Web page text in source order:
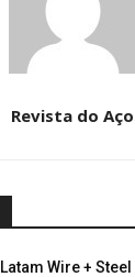
Revista do Aço
Latam Wire +